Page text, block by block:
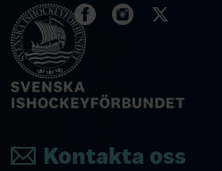
Kontakta oss